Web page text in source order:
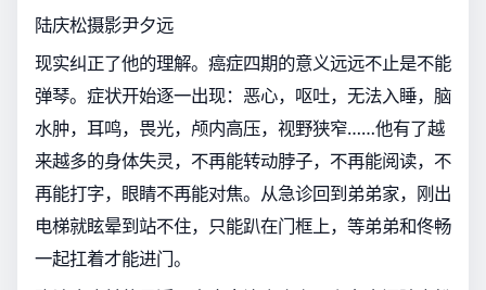
陆庆松摄影尹夕远
现实纠正了他的理解。癌症四期的意义远远不止是不能
弹琴。症状开始逐一出现：恶心，呕吐，无法入睡，脑
水肿，耳鸣，畏光，颅内高压，视野狭窄……他有了越
来越多的身体失灵，不再能转动脖子，不再能阅读，不
再能打字，眼睛不再能对焦。从急诊回到弟弟家，刚出
电梯就眩晕到站不住，只能趴在门框上，等弟弟和佟畅
一起扛着才能进门。